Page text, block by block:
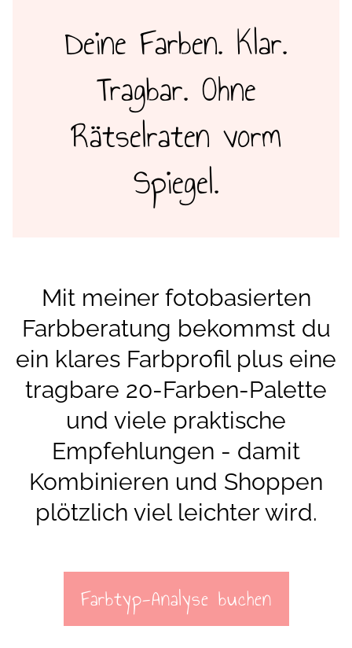
Deine Farben. Klar.
Tragbar. Ohne
Rätselraten vorm
Spiegel.
Mit meiner fotobasierten
Farbberatung bekommst du
ein klares Farbprofil plus eine
tragbare 20-Farben-Palette
und viele praktische
Empfehlungen - damit
Kombinieren und Shoppen
plötzlich viel leichter wird.
Farbtyp-Analyse buchen